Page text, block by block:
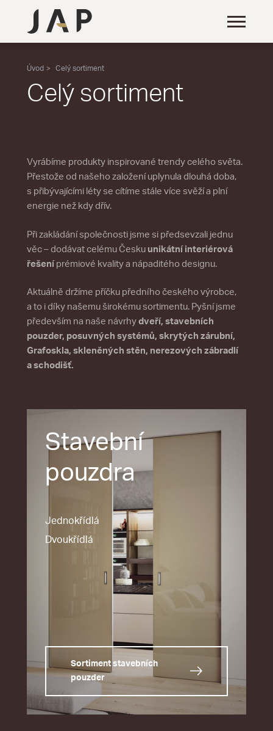
Úvod Celý sortiment
Celý sortiment
Vyrábíme produkty inspirované trendy celého světa.
Přestože od našeho založení uplynula dlouhá doba,
s přibývajícími léty se cítíme stále více svěží a plní
energie než kdy dřív.
Při zakládání společnosti jsme si předsevzali jednu
věc – dodávat celému Česku unikátní interiérová
řešeníprémiové kvality a nápaditého designu.
Aktuálně držíme příčku předního českého výrobce,
a to i díky našemu širokému sortimentu. Pyšní jsme
především na naše návrhy dveří, stavebních
pouzder, posuvných systémů, skrytých zárubní,
Grafoskla, skleněných stěn, nerezových zábradlí
a schodišť.
Stavební
pouzdra
Jednokřídlá
Dvoukřídlá
Sortiment stavebních
pouzder